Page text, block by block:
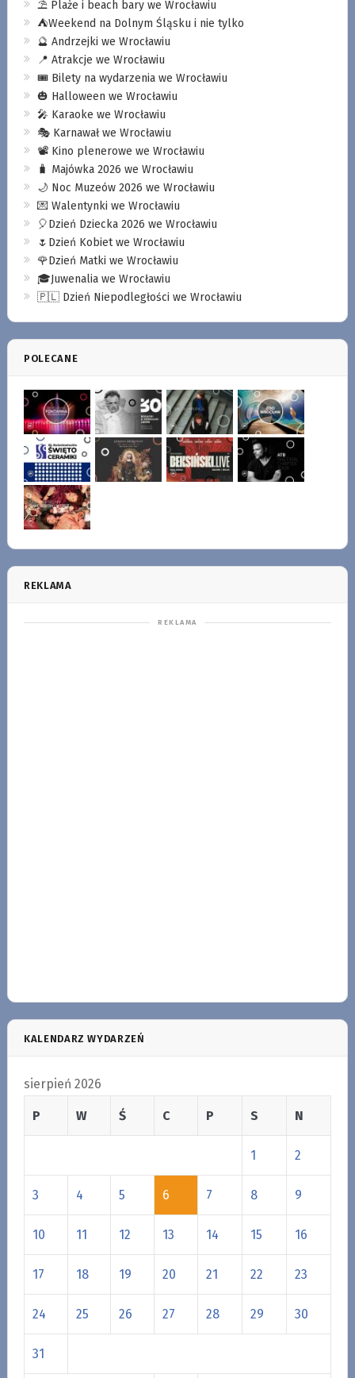
⛱️ Plaże i beach bary we Wrocławiu
⛺️Weekend na Dolnym Śląsku i nie tylko
🔮 Andrzejki we Wrocławiu
📍 Atrakcje we Wrocławiu
🎟️ Bilety na wydarzenia we Wrocławiu
🎃 Halloween we Wrocławiu
🎤 Karaoke we Wrocławiu
🎭 Karnawał we Wrocławiu
📽️ Kino plenerowe we Wrocławiu
🧳 Majówka 2026 we Wrocławiu
🌙 Noc Muzeów 2026 we Wrocławiu
💌 Walentynki we Wrocławiu
🎈Dzień Dziecka 2026 we Wrocławiu
🌷Dzień Kobiet we Wrocławiu
🌹Dzień Matki we Wrocławiu
🎓Juwenalia we Wrocławiu
🇵🇱 Dzień Niepodległości we Wrocławiu
POLECANE
REKLAMA
KALENDARZ WYDARZEŃ
sierpień 2026
P W Ś C P S N
1 2
3 4 5 6 7 8 9
10 11 12 13 14 15 16
17 18 19 20 21 22 23
24 25 26 27 28 29 30
31